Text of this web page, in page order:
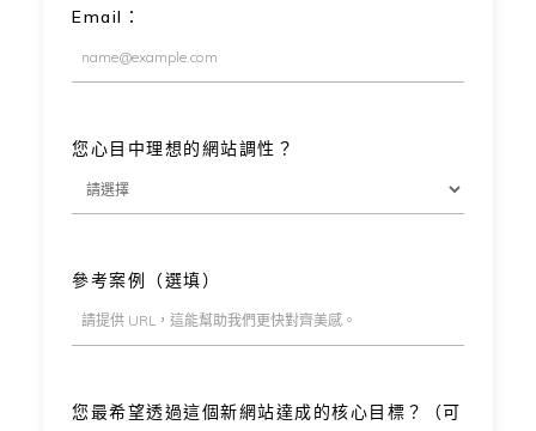
Email：
您心目中理想的網站調性？
參考案例（選填）
您最希望透過這個新網站達成的核心目標？（可